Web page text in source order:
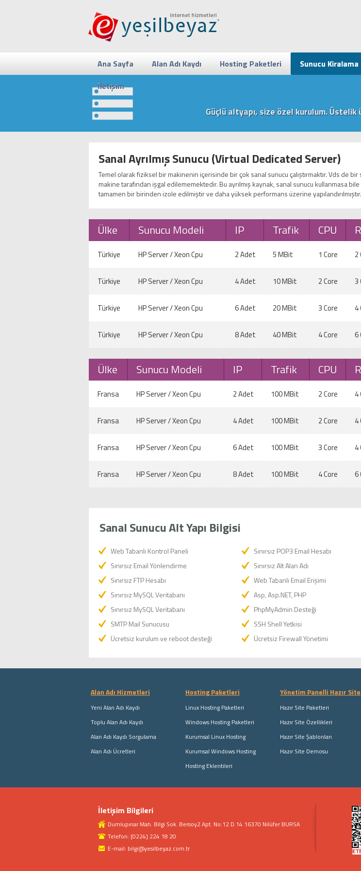
Ana Sayfa Alan Adı Kaydı Hosting Paketleri Sunucu Kiralama
İletişim
Güçlü altyapı, size özel kurulum.
Sanal Ayrılmış Sunucu (Virtual Dedicated Server)
Temel olarak fiziksel bir makinenin içerisinde bir çok sanal sunucu çalıştırmaktır. Vds de
makine tarafından işgal edilememektedir. Bu ayrılmış kaynak, sanal sunucu kullanmasa
tamamen bir birinden izole edilmiştir ve daha yüksek performans üzerine yapılandırılmıştır.
Ülke Sunucu Modeli IP Trafik CPU
Türkiye HP Server / Xeon Cpu 2 Adet 5 MBit 1 Core 2
Türkiye HP Server / Xeon Cpu 4 Adet 10 MBit 2 Core 3
Türkiye HP Server / Xeon Cpu 6 Adet 20 MBit 3 Core 4
Türkiye HP Server / Xeon Cpu 8 Adet 40 MBit 4 Core 6
Ülke Sunucu Modeli IP Trafik CPU
Fransa HP Server / Xeon Cpu 2 Adet 100 MBit 2 Core 4
Fransa HP Server / Xeon Cpu 4 Adet 100 MBit 2 Core 4
Fransa HP Server / Xeon Cpu 6 Adet 100 MBit 3 Core 4
Fransa HP Server / Xeon Cpu 8 Adet 100 MBit 4 Core 6
Sanal Sunucu Alt Yapı Bilgisi
Web Tabanlı Kontrol Paneli
Sınırsız POP3 Email Hesabı
Sınırsız Email Yönlendirme
Sınırsız Alt Alan Adı
Sınırsız FTP Hesabı
Web Tabanlı Email Erişimi
Sınırsız MySQL Veritabanı
Asp, Asp.NET, PHP
Sınırsız MySQL Veritabanı
PhpMyAdmin Desteği
SMTP Mail Sunucusu
SSH Shell Yetkisi
Ücretsiz kurulum ve reboot desteği
Ücretsiz Firewall Yönetimi
Alan Adı Hizmetleri
Yeni Alan Adı Kaydı
Toplu Alan Adı Kaydı
Alan Adı Kaydı Sorgulama
Alan Adı Ücretleri
Hosting Paketleri
Linux Hosting Paketleri
Windows Hosting Paketleri
Kurumsal Linux Hosting
Kurumsal Windows Hosting
Hosting Eklentileri
Yönetim Panelli Hazır Site
Hazır Site Paketleri
Hazır Site Özellikleri
Hazır Site Şablonları
Hazır Site Demosu
İletişim Bilgileri
Dumlupınar Mah. Bilgi Sok. Bersoy2 Apt. No:12 D.14 16370 Nilüfer BURSA
Telefon: [0224] 224 18 20
E-mail: bilgi@yesilbeyaz.com.tr